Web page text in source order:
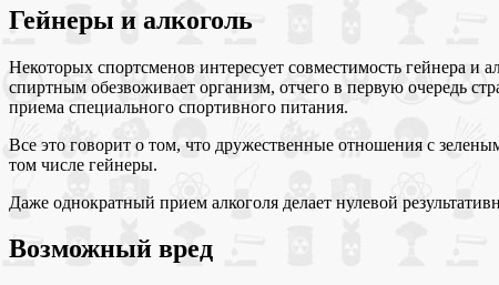
Гейнеры и алкоголь
Некоторых спортсменов интересует совместимость гейнера и
спиртным обезвоживает организм, отчего в первую очередь
приема специального спортивного питания.
Все это говорит о том, что дружественные отношения с
том числе гейнеры.
Даже однократный прием алкоголя делает нулевой
Возможный вред